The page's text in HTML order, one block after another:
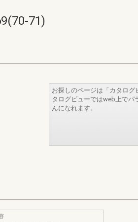
71)
お探しのページは「カタログ
タログビューではweb上でパ
んになれます。